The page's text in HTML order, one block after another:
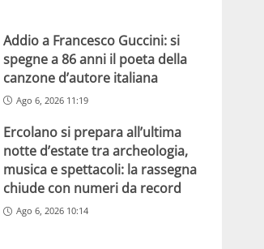
Addio a Francesco Guccini: si
spegne a 86 anni il poeta della
canzone d’autore italiana
Ago 6, 2026 11:19
Ercolano si prepara all’ultima
notte d’estate tra archeologia,
musica e spettacoli: la rassegna
chiude con numeri da record
Ago 6, 2026 10:14